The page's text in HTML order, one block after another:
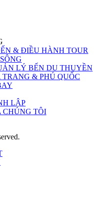
& ĐIỀU HÀNH TOUR
LÝ BẾN DU THUYỀN
& PHÚ QUỐC
LẬP
CHÚNG TÔI